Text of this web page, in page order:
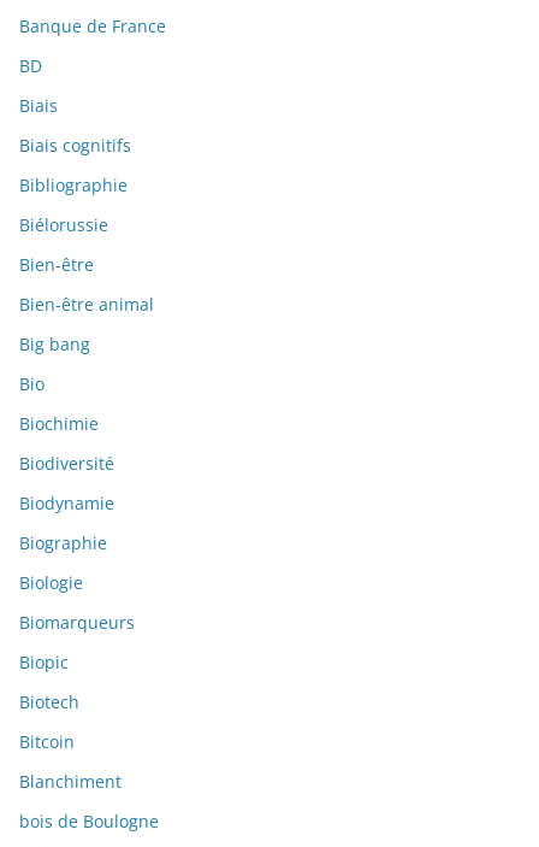
Banque de France
BD
Biais
Biais cognitifs
Bibliographie
Biélorussie
Bien-être
Bien-être animal
Big bang
Bio
Biochimie
Biodiversité
Biodynamie
Biographie
Biologie
Biomarqueurs
Biopic
Biotech
Bitcoin
Blanchiment
bois de Boulogne